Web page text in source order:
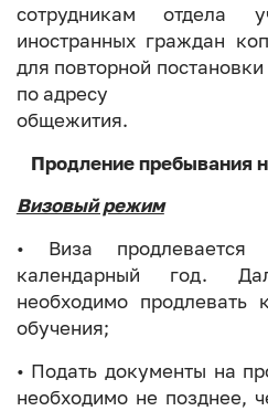
сотрудникам отдела
иностранных граждан
для повторной
по адресу
общежития.
Продление пребывания
Визовый режим
• Виза
календарный год.
необходимо
обучения;
• Подать документы на
необходимо не позднее,